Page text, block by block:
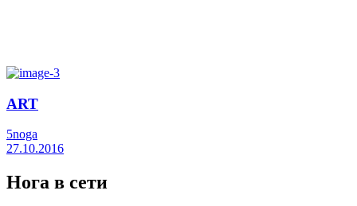
ART
5noga
27.10.2016
Нога в сети